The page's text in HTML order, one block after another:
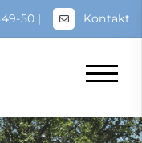
50 | Kontakt